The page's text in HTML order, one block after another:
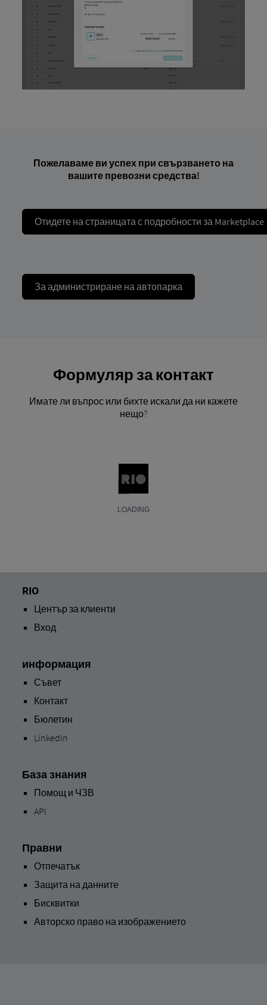
Пожелаваме ви успех при свързването на
вашите превозни средства!
Отидете на страницата с подробности за Marketplace
За администриране на автопарка
Формуляр за контакт
Имате ли въпрос или бихте искали да ни кажете
нещо?
RIO
Център за клиенти
Вход
информация
Съвет
Контакт
Бюлетин
LinkedIn
База знания
Помощ и ЧЗВ
API
Правни
Отпечатък
Защита на данните
Бисквитки
Авторско право на изображението